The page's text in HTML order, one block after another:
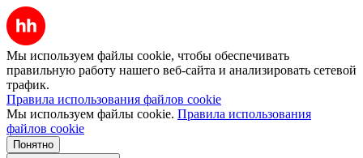
Мы используем файлы cookie, чтобы обеспечивать
правильную работу нашего веб-сайта и анализировать сетевой
трафик.
Правила использования файлов cookie
Мы используем файлы cookie. Правила использования
файлов cookie
Понятно